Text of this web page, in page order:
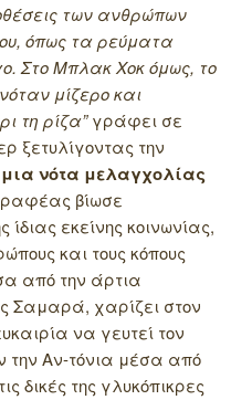
των ανθρώπων
όπως τα ρεύματα
Στο Μπλακ Χοκ όμως, το
μίζερο και
τη ρίζα”γράφει σε
ξετυλίγοντας την
μια νότα μελαγχολίας
βίωσε
εκείνης κοινωνίας,
και τους κόπους
από την άρτια
Σαμαρά, χαρίζει στον
να γευτεί τον
Αν-τόνια μέσα από
δικές της γλυκόπικρες